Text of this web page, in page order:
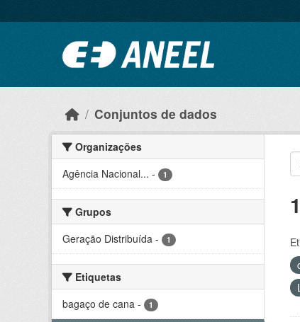
Conjuntos de dados
Organizações
Agência Nacional... - 1
Grupos
Geração Distribuída - 1
Etiquetas
bagaço de cana - 1